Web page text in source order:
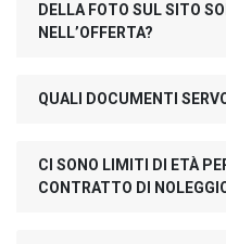
DELLA FOTO SUL SITO
NELL’OFFERTA?
QUALI DOCUMENTI
CI SONO LIMITI DI ETÀ
CONTRATTO DI